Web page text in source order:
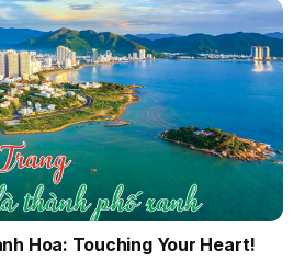
Hoa: Touching Your Heart!